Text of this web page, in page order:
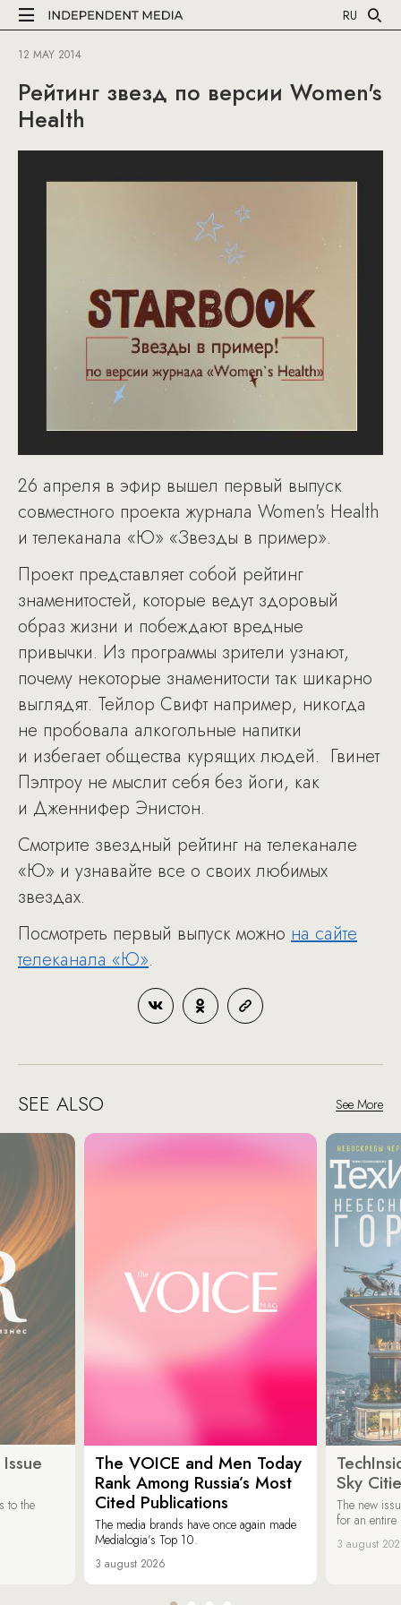
RU
12 MAY 2014
Рейтинг звезд по версии Women's
Health
26 апреля в эфир вышел первый выпуск
совместного проекта журнала Women's Health
и телеканала «Ю» «Звезды в пример».
Проект представляет собой рейтинг
знаменитостей, которые ведут здоровый
образ жизни и побеждают вредные
привычки. Из программы зрители узнают,
почему некоторые знаменитости так шикарно
выглядят. Тейлор Свифт например, никогда
не пробовала алкогольные напитки
и избегает общества курящих людей. Гвинет
Пэлтроу не мыслит себя без йоги, как
и Дженнифер Энистон.
Смотрите звездный рейтинг на телеканале
«Ю» и узнавайте все о своих любимых
звездах.
Посмотреть первый выпуск можно на сайте
телеканала «Ю».
SEE ALSO See More
to the
The VOICE and Men Today
Rank Among Russia’s Most
Cited Publications
The media brands have once again made
Medialogia’s Top 10.
3 august 2026
Sky
The new
for an entire
3 august